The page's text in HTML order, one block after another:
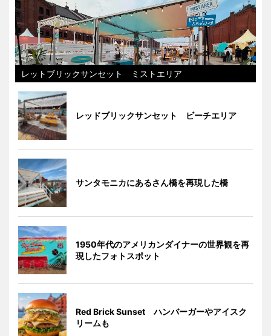
レットブリックサンセット ミストエリア
レッドブリックサンセット ビーチエリア
サンタモニカにあるさん橋を再現した橋
1950年代のアメリカンダイナーの世界観を再
現したフォトスポット
Red Brick Sunset ハンバーガーやアイスク
リームも